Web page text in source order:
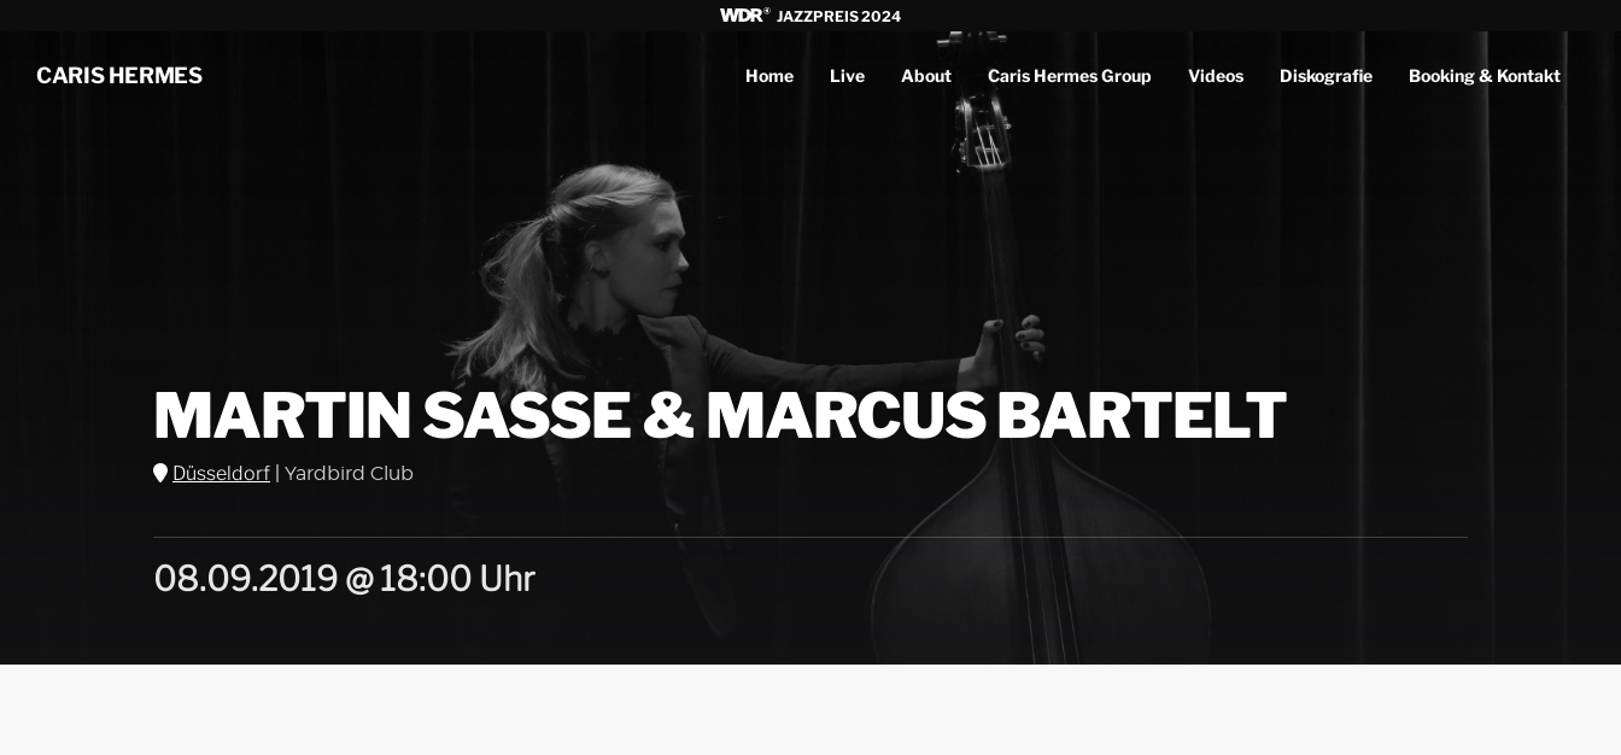
JAZZPREIS 2024
CARIS HERMES Home Live About Caris Hermes Group Videos Diskografie Booking & Kontakt
MARTIN SASSE & MARCUS BARTELT
Düsseldorf Yardbird Club
08.09.2019 @ 18:00 Uhr